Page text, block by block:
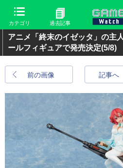
カテゴリ 過去記事
アニメ「終末のイゼッタ」の主
ールフィギュアで発売決定(5/8)
前の画像 記事へ